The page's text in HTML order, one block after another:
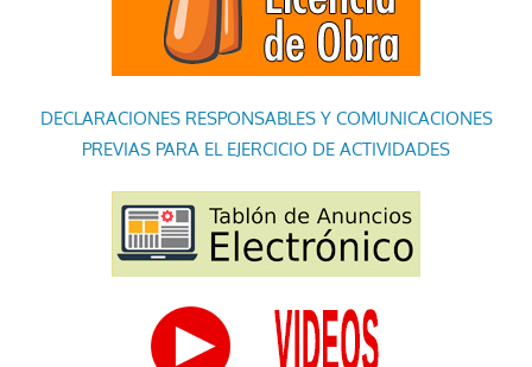
DECLARACIONES RESPONSABLES Y COMUNICACIONES
PREVIAS PARA EL EJERCICIO DE ACTIVIDADES